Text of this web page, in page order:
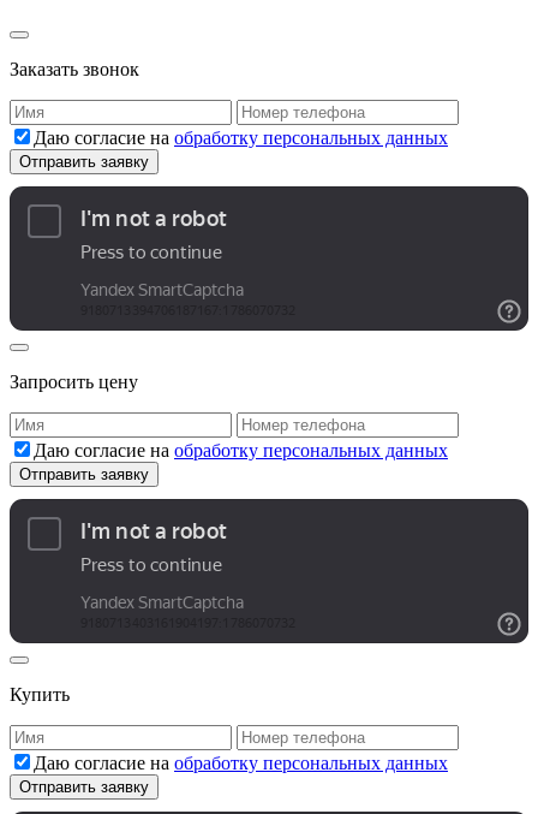
Заказать звонок
Даю согласие на обработку персональных данных
Запросить цену
Даю согласие на обработку персональных данных
Купить
Даю согласие на обработку персональных данных